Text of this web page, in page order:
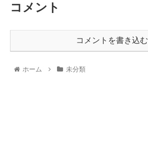
コメント
コメントを書き込む
ホーム 未分類